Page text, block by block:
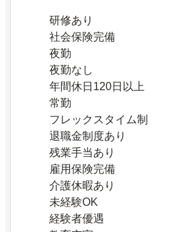
研修あり
社会保険完備
夜勤
夜勤なし
年間休日120日以上
常勤
フレックスタイム制
退職金制度あり
残業手当あり
雇用保険完備
介護休暇あり
未経験OK
経験者優遇